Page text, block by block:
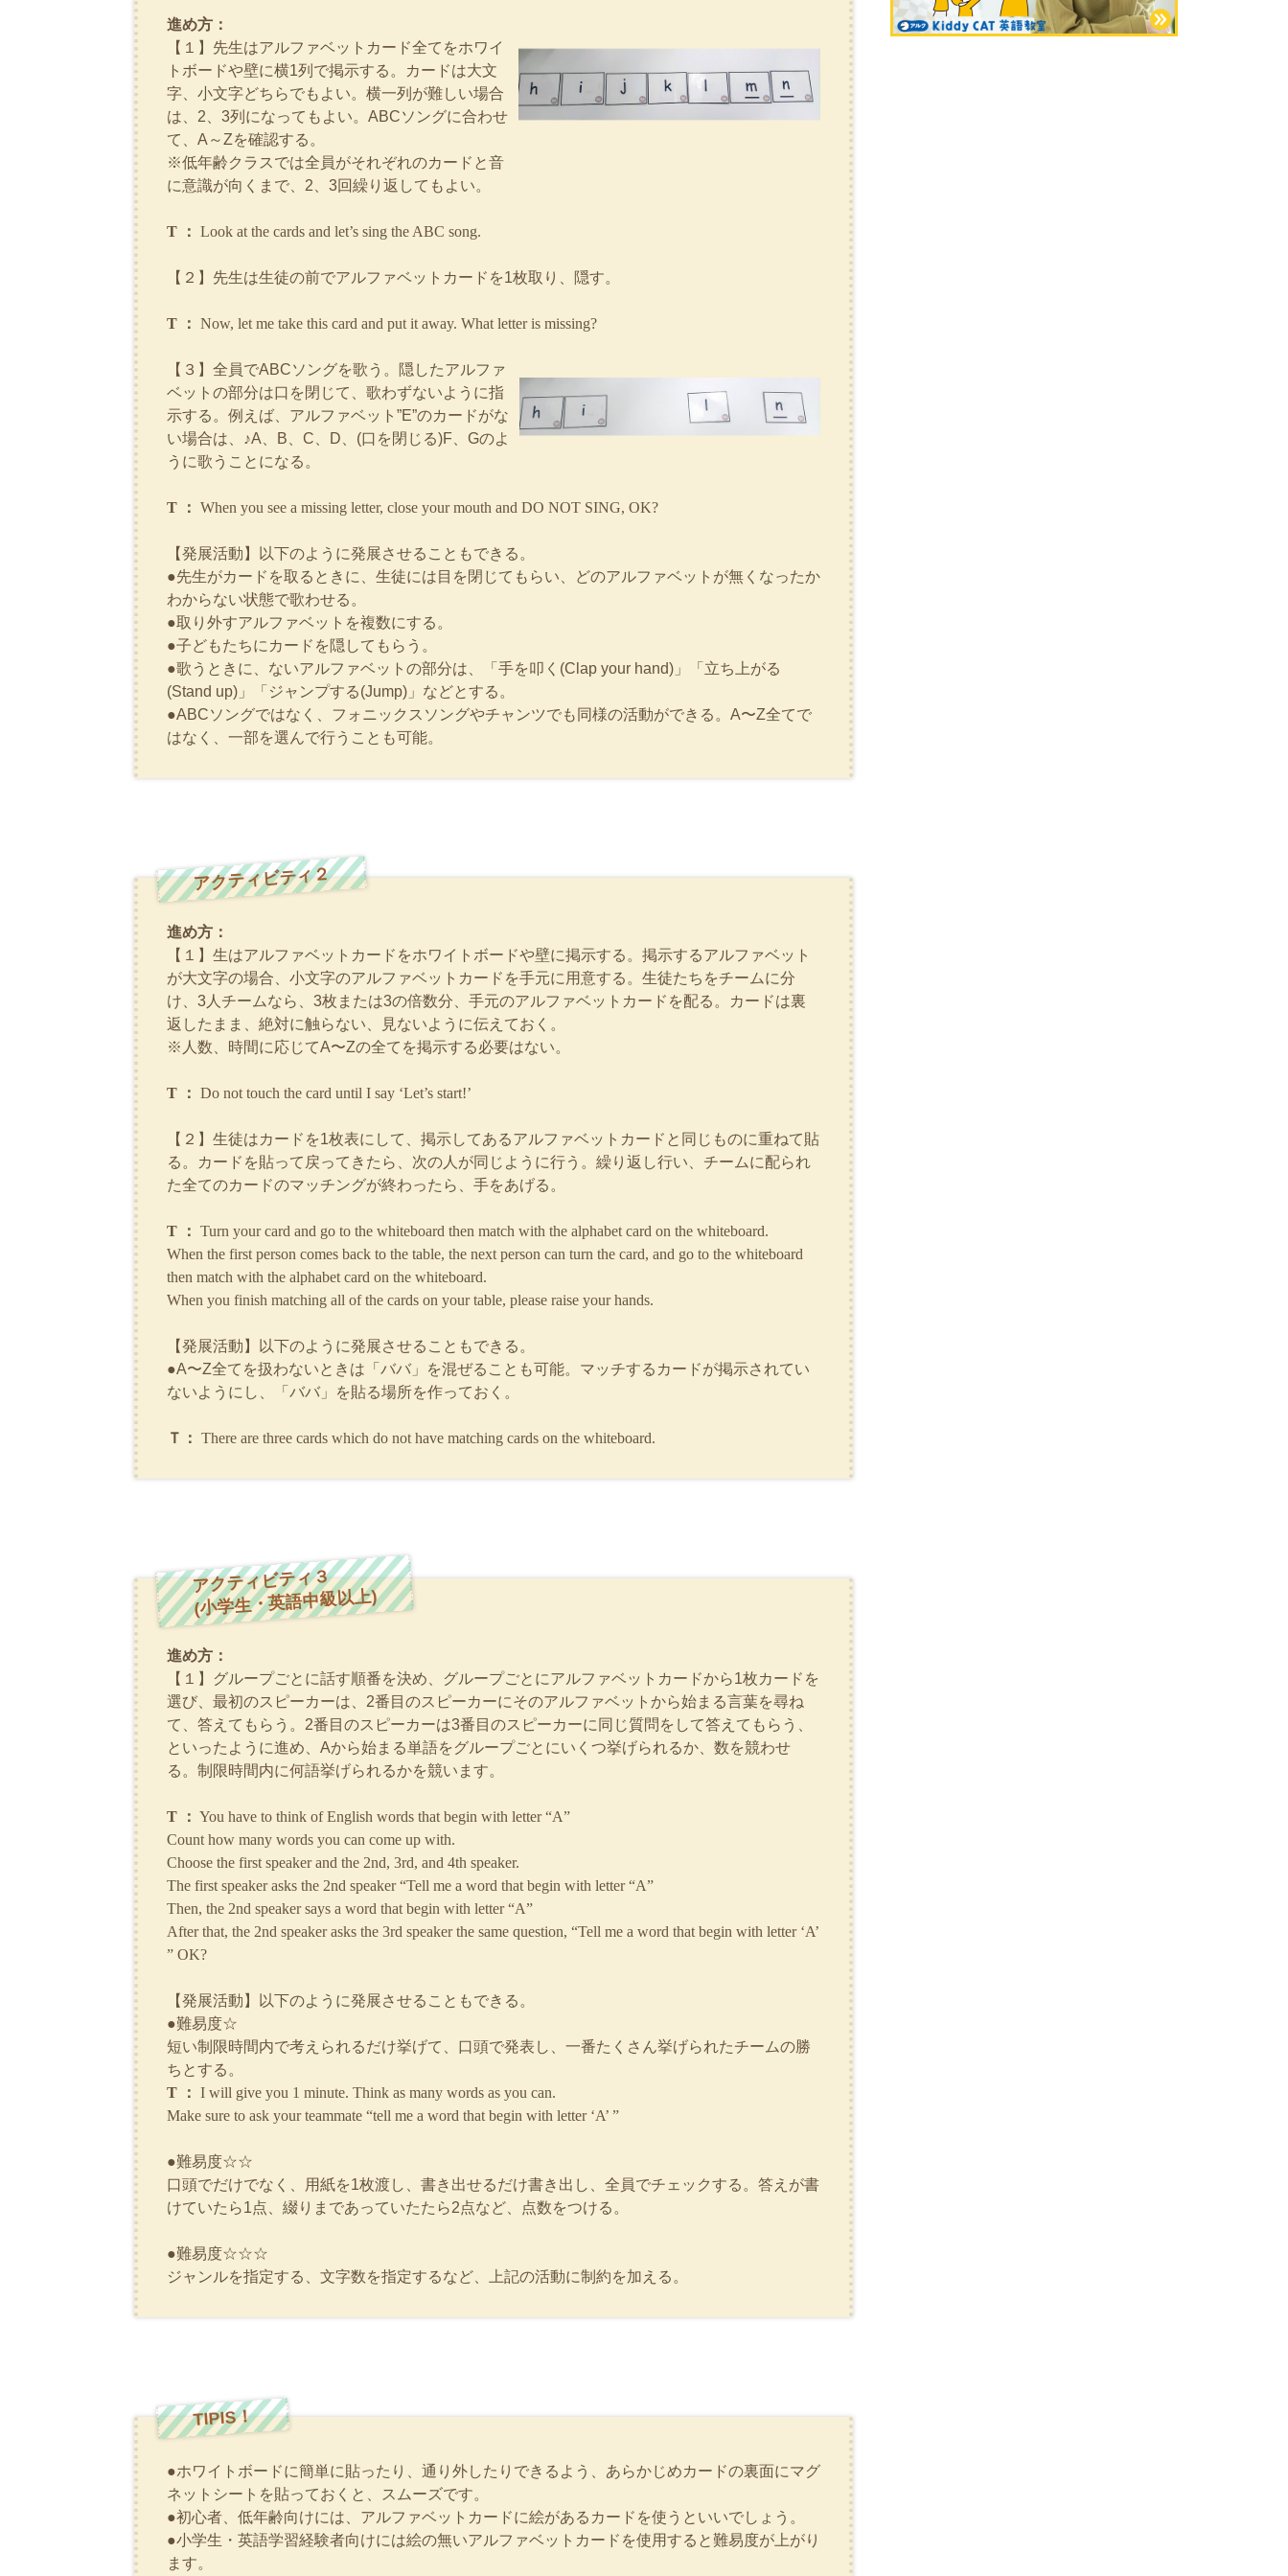
進め方：
【１】先生はアルファベットカード全てをホワイ
トボードや壁に横1列で掲示する。カードは大文
字、小文字どちらでもよい。横一列が難しい場合
は、2、3列になってもよい。ABCソングに合わせ
て、A～Zを確認する。
※低年齢クラスでは全員がそれぞれのカードと音
に意識が向くまで、2、3回繰り返してもよい。
T ： Look at the cards and let’s sing the ABC song.
【２】先生は生徒の前でアルファベットカードを1枚取り、隠す。
T ： Now, let me take this card and put it away. What letter is missing?
【３】全員でABCソングを歌う。隠したアルファ
ベットの部分は口を閉じて、歌わずないように指
示する。例えば、アルファベット”E”のカードがな
い場合は、♪A、B、C、D、(口を閉じる)F、Gのよ
うに歌うことになる。
T ： When you see a missing letter, close your mouth and DO NOT SING, OK?
【発展活動】以下のように発展させることもできる。
●先生がカードを取るときに、生徒には目を閉じてもらい、どのアルファベットが無くなったか
わからない状態で歌わせる。
●取り外すアルファベットを複数にする。
●子どもたちにカードを隠してもらう。
●歌うときに、ないアルファベットの部分は、「手を叩く(Clap your hand)」「立ち上がる
(Stand up)」「ジャンプする(Jump)」などとする。
●ABCソングではなく、フォニックスソングやチャンツでも同様の活動ができる。A〜Z全てで
はなく、一部を選んで行うことも可能。
アクティビティ２
進め方：
【１】生はアルファベットカードをホワイトボードや壁に掲示する。掲示するアルファベット
が大文字の場合、小文字のアルファベットカードを手元に用意する。生徒たちをチームに分
け、3人チームなら、3枚または3の倍数分、手元のアルファベットカードを配る。カードは裏
返したまま、絶対に触らない、見ないように伝えておく。
※人数、時間に応じてA〜Zの全てを掲示する必要はない。
T ： Do not touch the card until I say ‘Let’s start!’
【２】生徒はカードを1枚表にして、掲示してあるアルファベットカードと同じものに重ねて貼
る。カードを貼って戻ってきたら、次の人が同じように行う。繰り返し行い、チームに配られ
た全てのカードのマッチングが終わったら、手をあげる。
T ： Turn your card and go to the whiteboard then match with the alphabet card on the whiteboard.
When the first person comes back to the table, the next person can turn the card, and go to the whiteboard
then match with the alphabet card on the whiteboard.
When you finish matching all of the cards on your table, please raise your hands.
【発展活動】以下のように発展させることもできる。
●A〜Z全てを扱わないときは「ババ」を混ぜることも可能。マッチするカードが掲示されてい
ないようにし、「ババ」を貼る場所を作っておく。
Ｔ： There are three cards which do not have matching cards on the whiteboard.
アクティビティ３
(小学生・英語中級以上)
進め方：
【１】グループごとに話す順番を決め、グループごとにアルファベットカードから1枚カードを
選び、最初のスピーカーは、2番目のスピーカーにそのアルファベットから始まる言葉を尋ね
て、答えてもらう。2番目のスピーカーは3番目のスピーカーに同じ質問をして答えてもらう、
といったように進め、Aから始まる単語をグループごとにいくつ挙げられるか、数を競わせ
る。制限時間内に何語挙げられるかを競います。
T ： You have to think of English words that begin with letter “A”
Count how many words you can come up with.
Choose the first speaker and the 2nd, 3rd, and 4th speaker.
The first speaker asks the 2nd speaker “Tell me a word that begin with letter “A”
Then, the 2nd speaker says a word that begin with letter “A”
After that, the 2nd speaker asks the 3rd speaker the same question, “Tell me a word that begin with letter ‘A’
” OK?
【発展活動】以下のように発展させることもできる。
●難易度☆
短い制限時間内で考えられるだけ挙げて、口頭で発表し、一番たくさん挙げられたチームの勝
ちとする。
T ： I will give you 1 minute. Think as many words as you can.
Make sure to ask your teammate “tell me a word that begin with letter ‘A’ ”
●難易度☆☆
口頭でだけでなく、用紙を1枚渡し、書き出せるだけ書き出し、全員でチェックする。答えが書
けていたら1点、綴りまであっていたたら2点など、点数をつける。
●難易度☆☆☆
ジャンルを指定する、文字数を指定するなど、上記の活動に制約を加える。
TIPIS！
●ホワイトボードに簡単に貼ったり、通り外したりできるよう、あらかじめカードの裏面にマグ
ネットシートを貼っておくと、スムーズです。
●初心者、低年齢向けには、アルファベットカードに絵があるカードを使うといいでしょう。
●小学生・英語学習経験者向けには絵の無いアルファベットカードを使用すると難易度が上がり
ます。